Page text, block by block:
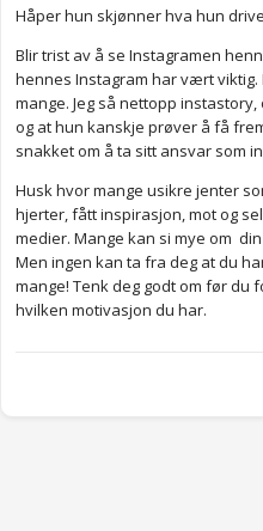
Håper hun skjønner hva hun
Blir trist av å se Instagramen
hennes Instagram har vært
mange. Jeg så nettopp
og at hun kanskje prøver å få
snakket om å ta sitt ansvar som
Husk hvor mange usikre jenter
hjerter, fått inspirasjon, mot og
medier. Mange kan si mye om
Men ingen kan ta fra deg at du
mange! Tenk deg godt om før
hvilken motivasjon du har.